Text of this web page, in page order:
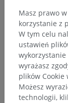
POBIERZ
Masz prawo
korzystanie z
W tym celu
ustawień
wyrażasz
plików
Możesz
technologii,